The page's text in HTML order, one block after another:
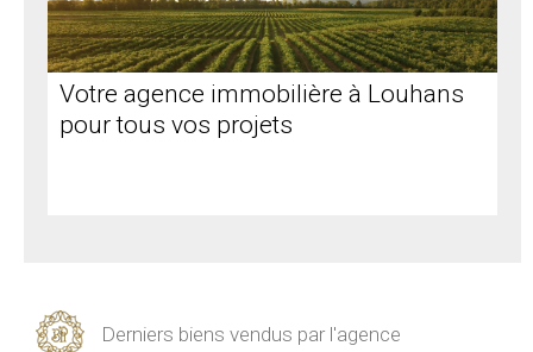
Votre agence immobilière à Louhans
pour tous vos projets
Derniers biens vendus par l'agence